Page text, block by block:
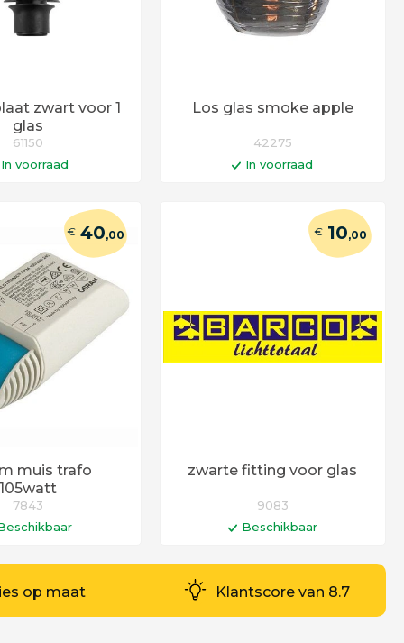
zwart voor 1
glas
61150
In voorraad
voor 14:00 uur
vandaag verstuurd!
Los glas smoke apple
42275
In voorraad
Op werkdagen voor 14:00 uur
besteld = vandaag verstuurd!
muis trafo
105watt
€40,00
7843
- 12 werkdagen
zwarte fitting voor glas
€10,00
9083
Beschikbaar
Levertijd 6 - 12 werkdagen
op maat Klantscore van 8.7